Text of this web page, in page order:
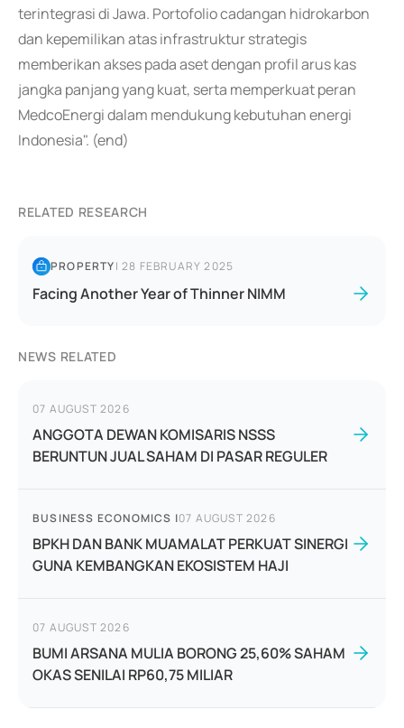
terintegrasi di Jawa. Portofolio cadangan hidrokarbon
dan kepemilikan atas infrastruktur strategis
memberikan akses pada aset dengan profil arus kas
jangka panjang yang kuat, serta memperkuat peran
MedcoEnergi dalam mendukung kebutuhan energi
Indonesia". (end)
RELATED RESEARCH
PROPERTY|28 FEBRUARY 2025
Facing Another Year of Thinner NIMM
NEWS RELATED
07 AUGUST 2026
ANGGOTA DEWAN KOMISARIS NSSS
BERUNTUN JUAL SAHAM DI PASAR REGULER
BUSINESS ECONOMICS |07 AUGUST 2026
BPKH DAN BANK MUAMALAT PERKUAT SINERGI
GUNA KEMBANGKAN EKOSISTEM HAJI
07 AUGUST 2026
BUMI ARSANA MULIA BORONG 25,60% SAHAM
OKAS SENILAI RP60,75 MILIAR